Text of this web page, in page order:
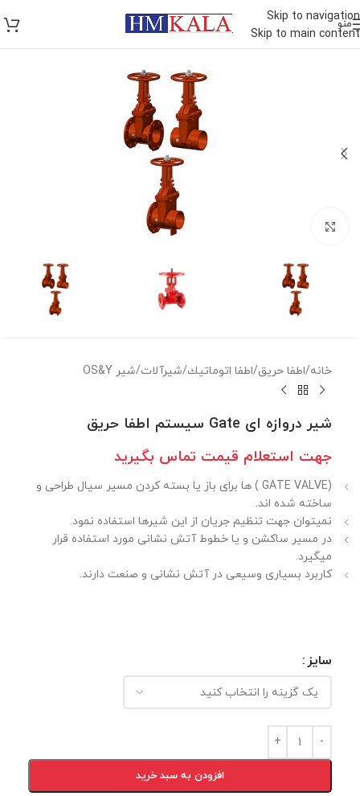
Skip to navigation
Skip to main content
منو
خانه/اطفا حريق/اطفا اتوماتيك/شيرآلات/شير OS&Y
شير دروازه ای Gate سيستم اطفا حريق
جهت استعلام قيمت تماس بگيريد
(GATE VALVE ) ها برای باز یا بسته کردن مسیر سیال طراحی و
ساخته شده اند.
نمیتوان جهت تنظیم جریان از این شیرها استفاده نمود.
در مسیر ساکشن و یا خطوط آتش نشانی مورد استفاده قرار
میگیرد.
کاربرد بسیاری وسیعی در آتش نشانی و صنعت دارند.
سایز
افزودن به سبد خرید